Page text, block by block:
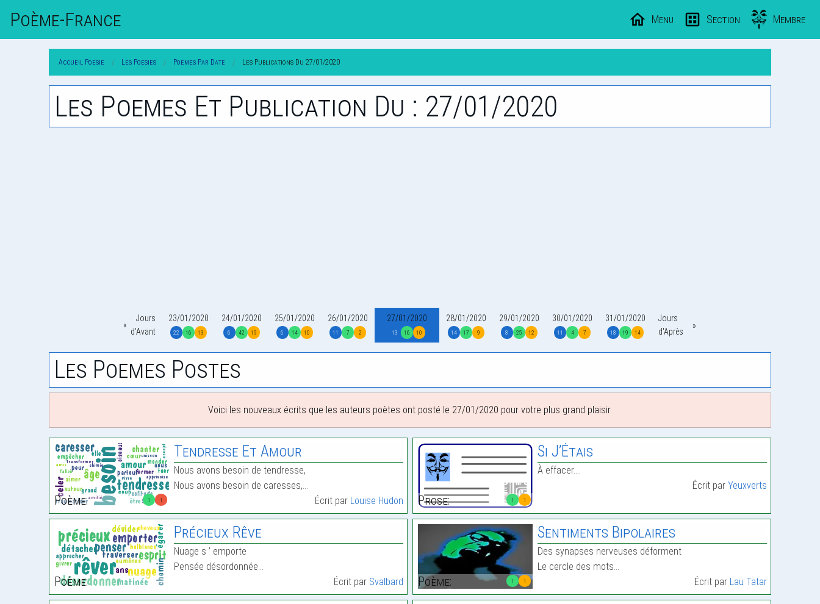
Poème-FrAnce Menu Section Membre
Accueil Poesie Les Poesies Poemes Par Date Les Publications Du 27/01/2020
Les Poemes Et Publication Du : 27/01/2020
Jours
d'Avant
23/01/2020
22 16 13
24/01/2020
6 42 19
25/01/2020
6 14 10
26/01/2020
11 7 2
27/01/2020
13 16 10
28/01/2020
14 17 9
29/01/2020
8 25 12
30/01/2020
11 4 7
31/01/2020
18 19 14
Jours
d'Après
Les Poemes Postes
Voici les nouveaux écrits que les auteurs poètes ont posté le 27/01/2020 pour votre plus grand plaisir.
1 1
Poème:
Tendresse Et Amour
Nous avons besoin de tendresse,
Nous avons besoin de caresses,…
Écrit par Louise Hudon 1 1
Prose:
Si J’Étais
À effacer.…
Écrit parYeuxverts
Poème:
Précieux Rêve
Nuage s ’ emporte
Pensée désordonnée…
Écrit par Svalbard 1 1
Poème:
Sentiments Bipolaires
Des synapses nerveuses déforment
Le cercle des mots…
Écrit par Lau Tatar